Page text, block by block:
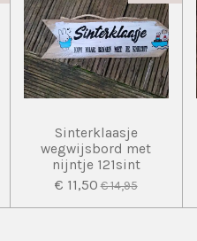
Sinterklaasje
wegwijsbord met
nijntje 121sint
€ 11,50 € 14,95